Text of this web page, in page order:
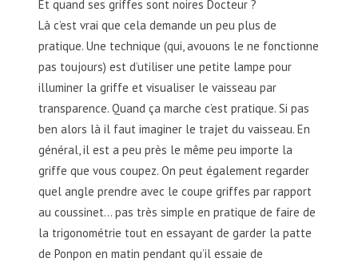
Et quand ses griffes sont noires Docteur ?
Là c’est vrai que cela demande un peu plus de
pratique. Une technique (qui, avouons le ne fonctionne
pas toujours) est d’utiliser une petite lampe pour
illuminer la griffe et visualiser le vaisseau par
transparence. Quand ça marche c’est pratique. Si pas
ben alors là il faut imaginer le trajet du vaisseau. En
général, il est a peu près le même peu importe la
griffe que vous coupez. On peut également regarder
quel angle prendre avec le coupe griffes par rapport
au coussinet… pas très simple en pratique de faire de
la trigonométrie tout en essayant de garder la patte
de Ponpon en matin pendant qu’il essaie de